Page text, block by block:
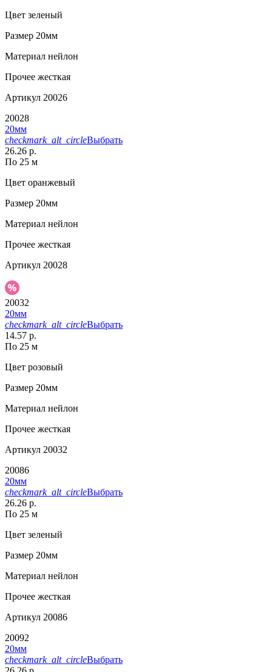
Цвет зеленый
Размер 20мм
Материал нейлон
Прочее жесткая
Артикул 20026
20028
20мм
checkmark_alt_circleВыбрать
26.26 р.
По 25 м
Цвет оранжевый
Размер 20мм
Материал нейлон
Прочее жесткая
Артикул 20028
20032
20мм
checkmark_alt_circleВыбрать
14.57 р.
По 25 м
Цвет розовый
Размер 20мм
Материал нейлон
Прочее жесткая
Артикул 20032
20086
20мм
checkmark_alt_circleВыбрать
26.26 р.
По 25 м
Цвет зеленый
Размер 20мм
Материал нейлон
Прочее жесткая
Артикул 20086
20092
20мм
checkmark_alt_circleВыбрать